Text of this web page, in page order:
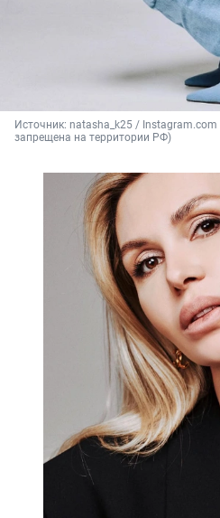
Источник: natasha_k25 / Instagram.com
запрещена на территории РФ)